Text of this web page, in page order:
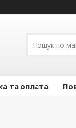
та оплата